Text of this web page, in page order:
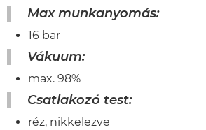
Max munkanyomás:
16 bar
Vákuum:
max. 98%
Csatlakozó test:
réz, nikkelezve